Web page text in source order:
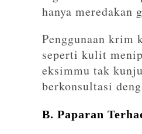
hanya meredakan
Penggunaan krim
seperti kulit
eksimmu tak
berkonsultasi
B. Paparan